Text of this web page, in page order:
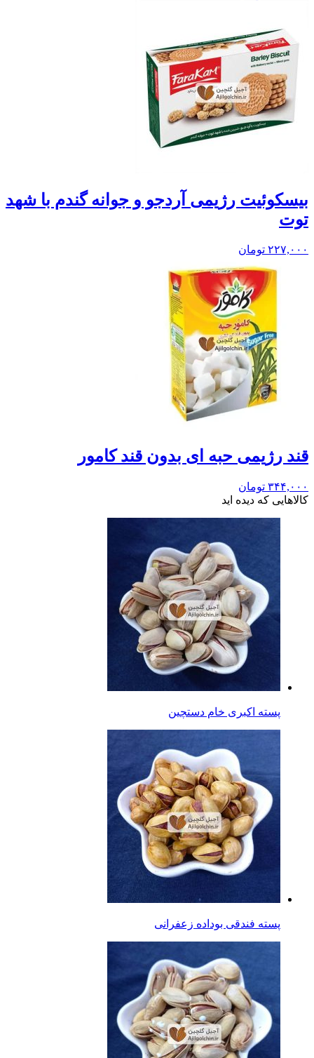
بيسکوئيت رژیمی آردجو و جوانه گندم با شهد
توت
۲۲۷,۰۰۰ تومان
قند رژیمی حبه ای بدون قند کامور
۳۴۴,۰۰۰ تومان
کالاهایی که دیده اید
پسته اکبری خام دستچین
پسته فندقی بوداده زعفرانی